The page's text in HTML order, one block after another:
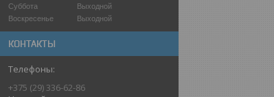
Суббота
Выходной
Воскресенье
Выходной
КОНТАКТЫ
+375 (29) 336-62-86